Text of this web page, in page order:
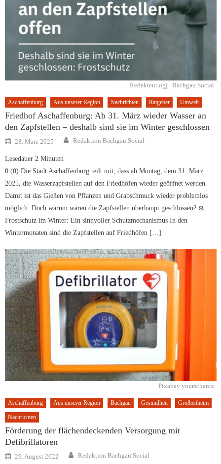
Redakteur ogj | Bachgau.Social
Aschaffenburg Aus unserer Region Nachrichten Ratgeber Umwelt
Friedhof Aschaffenburg: Ab 31. März wieder Wasser an
den Zapfstellen – deshalb sind sie im Winter geschlossen
Posted
on
28. März 2025 Author
Redaktion Bachgau.Social
Lesedauer 2 Minuten
0 (0) Die Stadt Aschaffenburg teilt mit, dass ab Montag, dem 31. März
2025, die Wasserzapfstellen auf den Friedhöfen wieder geöffnet werden.
Damit ist das Gießen von Pflanzen und Grabschmuck wieder problemlos
möglich. Doch warum waren die Zapfstellen überhaupt geschlossen? ❄️
Frostschutz im Winter: Ein sinnvoller Schutzmechanismus In den
Wintermonaten sind die Zapfstellen auf Friedhöfen […]
Pixabay yourschantz
Aschaffenburg Aus unserer Region Bachgau Gesundheit Großostheim
Nachrichten
Förderung der flächendeckenden Versorgung mit
Defibrillatoren
Posted
on
29. August 2022 Author
Redaktion Bachgau.Social